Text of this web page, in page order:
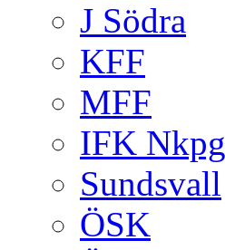
J Södra
KFF
MFF
IFK Nkpg
Sundsvall
ÖSK